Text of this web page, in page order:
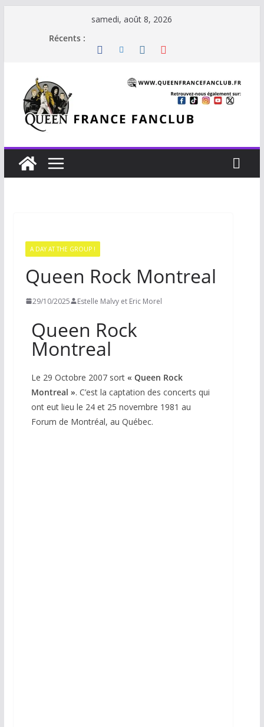
samedi, août 8, 2026
Récents :
A DAY AT THE GROUP !
Queen Rock Montreal
29/10/2025 Estelle Malvy et Eric Morel
Queen Rock
Montreal
Le 29 Octobre 2007 sort « Queen Rock
Montreal ». C’est la captation des concerts qui
ont eut lieu le 24 et 25 novembre 1981 au
Forum de Montréal, au Québec.